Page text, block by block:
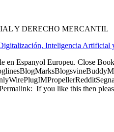
Y DERECHO MERCANTIL
Inteligencia
en Espanyol Europeu. Close
If you like this then